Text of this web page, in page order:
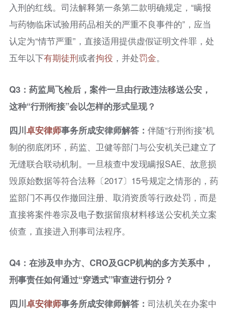
入刑的红线。司法解释第一条第二款明确规定，“瞒报
与药物临床试验用药品相关的严重不良事件的”，应当
认定为“情节严重”，直接适用提供虚假证明文件罪，处
五年以下有期徒刑或者拘役 ，并处罚金。
Q3：药监局飞检后，案件一旦由行政违法移送公安，
这种“行刑衔接”会以怎样的形式呈现？
四川卓安律师事务所成安律师解答： 伴随“行刑衔接”机
制的彻底闭环，药监、卫健等部门与公安机关已建立了
无缝联合联动机制。一旦核查中发现瞒报SAE、故意损
毁原始数据等符合法释〔2017〕15号规定之情形的，药
监部门不再仅作撤回注册、取消资质等行政处罚，而是
直接将案件卷宗及电子数据留痕材料移送公安机关立案
侦查，直接进入刑事司法程序。
Q4：在涉及申办方、CRO及GCP机构的多方关系中，
刑事责任如何通过“穿透式”审查进行切分？
四川卓安律师事务所成安律师解答： 司法机关在办案中